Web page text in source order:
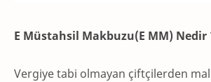
E Müstahsil Makbuzu(E MM) Nedir
Vergiye tabi olmayan çiftçilerden mal